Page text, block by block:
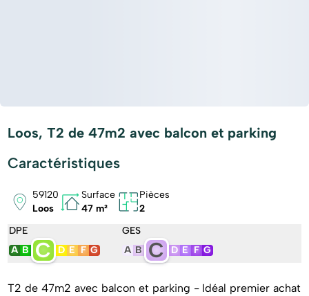
Loos, T2 de 47m2 avec balcon et parking
Caractéristiques
59120
Loos
Surface
47 m²
Pièces
2
DPE
A B C D E F G
GES
A B C D E F G
T2 de 47m2 avec balcon et parking - Idéal premier achat